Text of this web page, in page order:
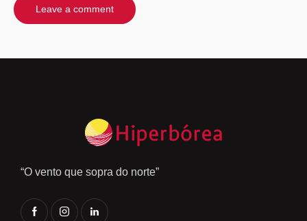
“O vento que sopra do norte”